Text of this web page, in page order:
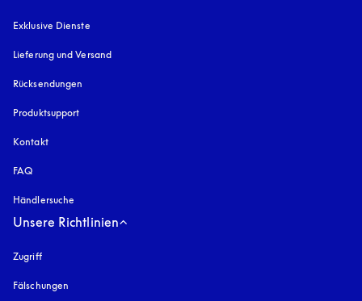
Exklusive Dienste
Lieferung und Versand
Rücksendungen
Produktsupport
Kontakt
FAQ
Händlersuche
Unsere Richtlinien
Zugrifföffnet sich in einem neuen Tab
Fälschungen